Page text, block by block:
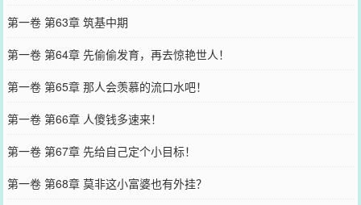
第一卷 第63章 筑基中期
第一卷 第64章 先偷偷发育，再去惊艳世人！
第一卷 第65章 那人会羡慕的流口水吧！
第一卷 第66章 人傻钱多速来！
第一卷 第67章 先给自己定个小目标！
第一卷 第68章 莫非这小富婆也有外挂？